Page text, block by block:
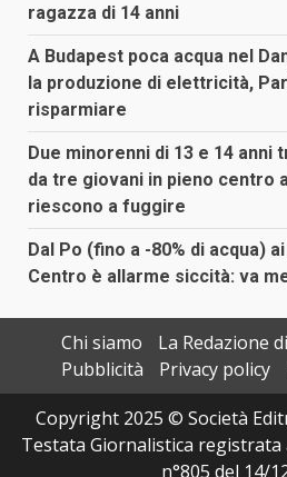
ragazza di 14 anni
A Budapest poca acqua nel
la produzione di elettricità,
risparmiare
Due minorenni di 13 e 14
da tre giovani in pieno centro
riescono a fuggire
Dal Po (fino a -80% di acqua)
Centro è allarme siccità: va
Chi siamo
La Redazione
Pubblicità
Privacy policy
Copyright 2025 © Società
Testata Giornalistica registrata
n°805 del 14/